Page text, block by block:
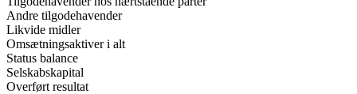
Andre tilgodehavender
Likvide midler
Omsætningsaktiver i alt
Status balance
Selskabskapital
Overført resultat